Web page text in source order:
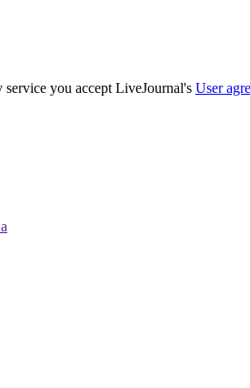
you accept LiveJournal's User